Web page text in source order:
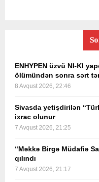
ENHYPEN üzvü NI-KI
ölümündən sonra sərt
8 Avqust 2026, 22:46
Sivasda yetişdirilən “Türk
ixrac olunur
7 Avqust 2026, 21:25
“Məkkə Birgə Müdafiə
qılındı
7 Avqust 2026, 21:17